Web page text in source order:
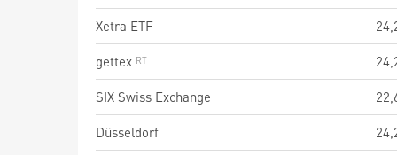
Xetra ETF
gettex
SIX Swiss Exchange
Düsseldorf